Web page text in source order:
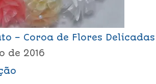
– Coroa de Flores Delicadas
de 2016